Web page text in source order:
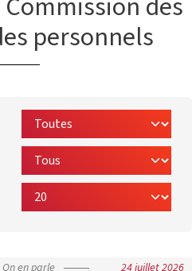
personnels
On en parle 24 juillet 2026